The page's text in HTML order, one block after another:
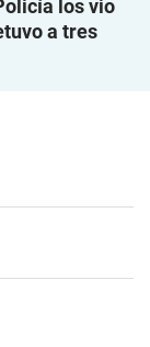
los vio
a tres